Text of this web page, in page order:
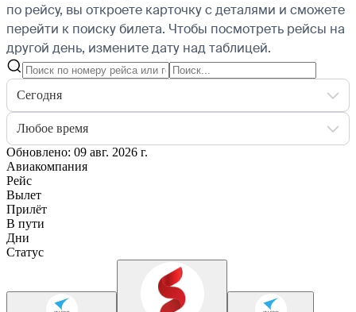
по рейсу, вы откроете карточку с деталями и сможете
перейти к поиску билета. Чтобы посмотреть рейсы на
другой день, измените дату над таблицей.
Сегодня
Любое время
Обновлено: 09 авг. 2026 г.
Авиакомпания
Рейс
Вылет
Прилёт
В пути
Дни
Статус